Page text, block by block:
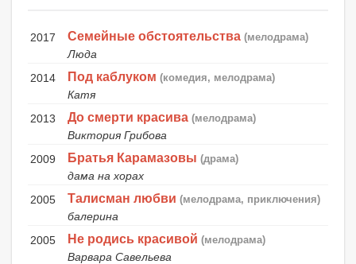
2017 Семейные обстоятельства (мелодрама)
Люда
2014
Под каблуком (комедия, мелодрама)
Катя
2013
До смерти красива (мелодрама)
Виктория Грибова
2009
Братья Карамазовы (драма)
дама на хорах
2005
Талисман любви (мелодрама, приключения)
балерина
2005
Не родись красивой (мелодрама)
Варвара Савельева